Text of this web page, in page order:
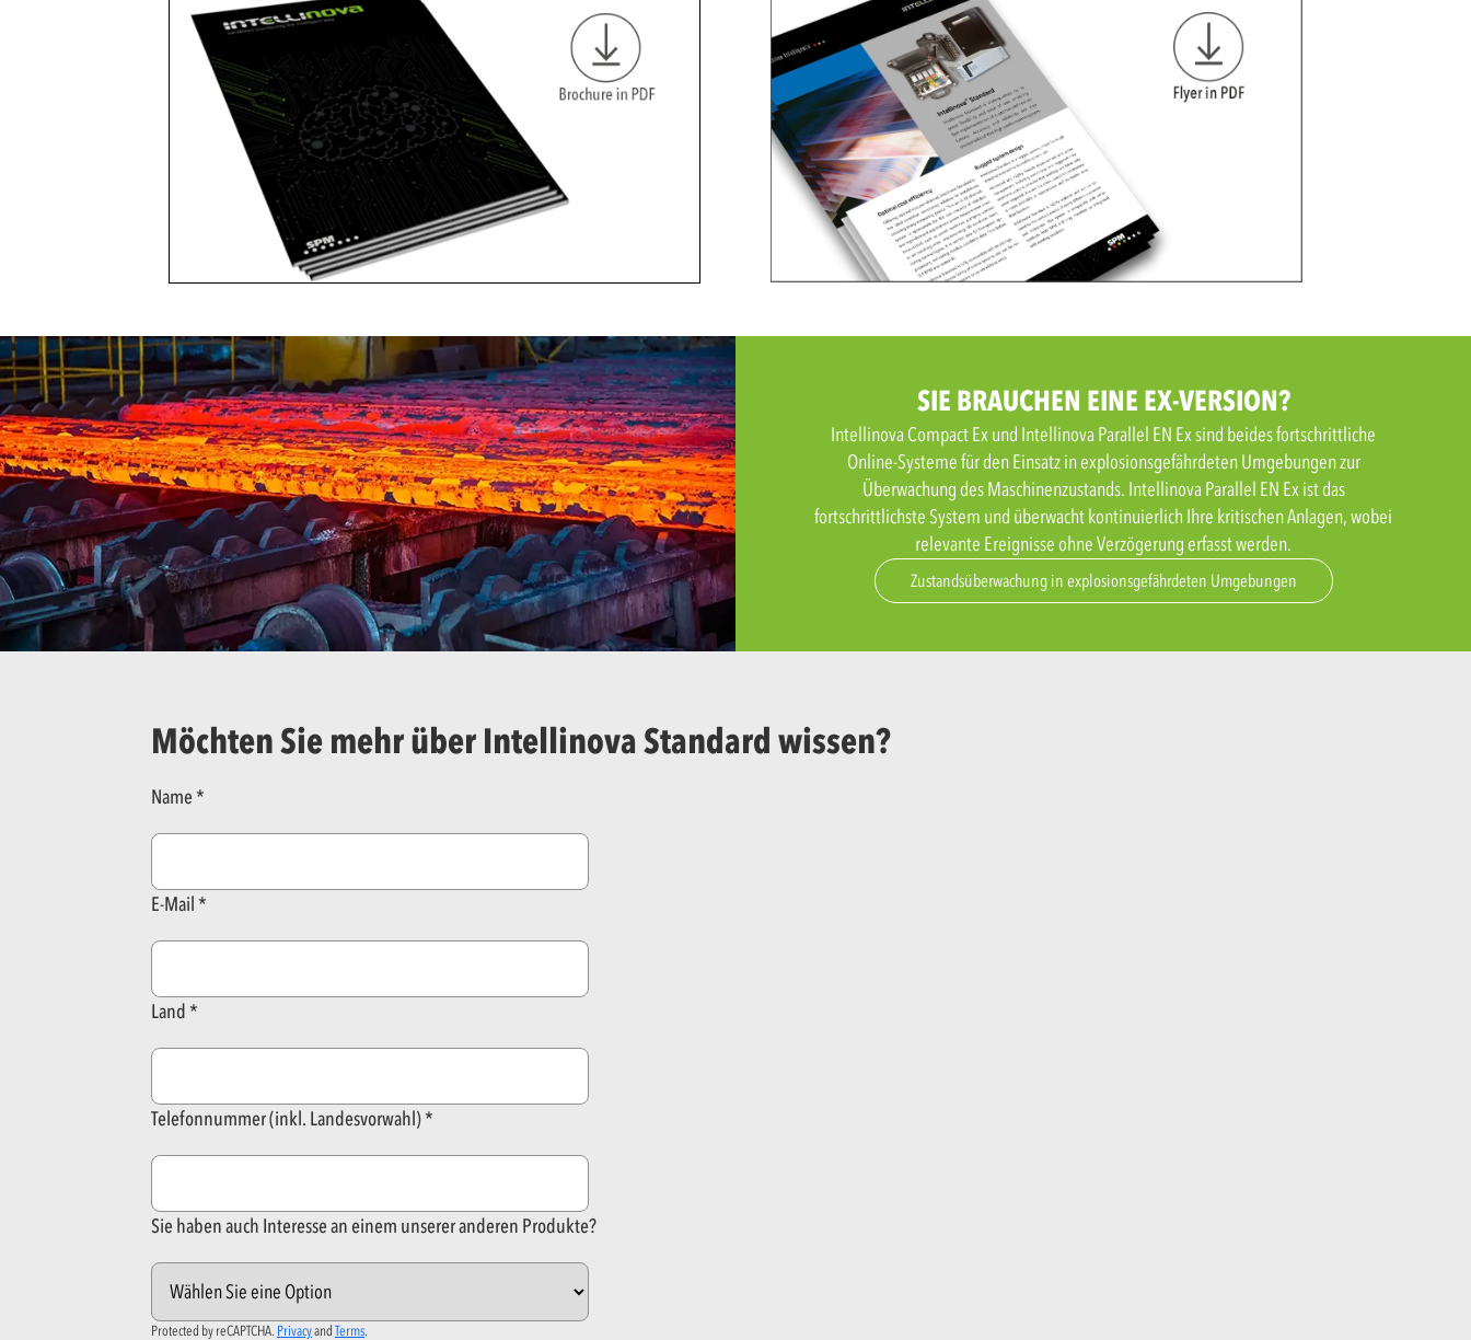
SIE BRAUCHEN EINE EX-VERSION?
Intellinova Compact Ex und Intellinova Parallel EN Ex sind beides fortschrittliche
Online-Systeme für den Einsatz in explosionsgefährdeten Umgebungen zur
Überwachung des Maschinenzustands. Intellinova Parallel EN Ex ist das
fortschrittlichste System und überwacht kontinuierlich Ihre kritischen Anlagen, wobei
relevante Ereignisse ohne Verzögerung erfasst werden.
Zustandsüberwachung in explosionsgefährdeten Umgebungen
Möchten Sie mehr über Intellinova Standard wissen?
Name
E-Mail
Land
Telefonnummer (inkl. Landesvorwahl)
Sie haben auch Interesse an einem unserer anderen Produkte?
Protected by reCAPTCHA. Privacyand Terms.